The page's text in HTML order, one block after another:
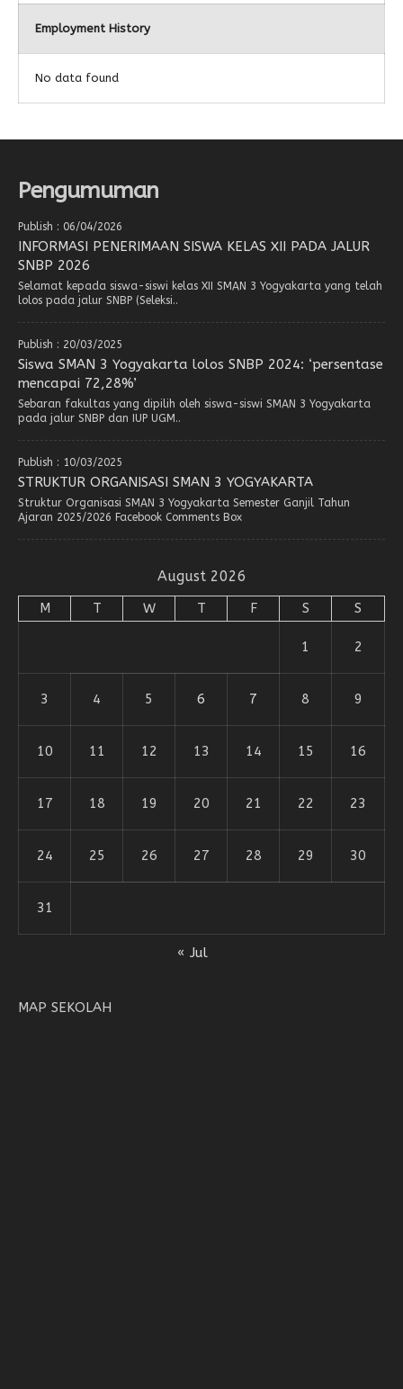
Employment History
No data found
Pengumuman
Publish : 06/04/2026
INFORMASI PENERIMAAN SISWA KELAS XII PADA JALUR
SNBP 2026
Selamat kepada siswa-siswi kelas XII SMAN 3 Yogyakarta yang telah
lolos pada jalur SNBP (Seleksi..
Publish : 20/03/2025
Siswa SMAN 3 Yogyakarta lolos SNBP 2024: ‘persentase
mencapai 72,28%’
Sebaran fakultas yang dipilih oleh siswa-siswi SMAN 3 Yogyakarta
pada jalur SNBP dan IUP UGM..
Publish : 10/03/2025
STRUKTUR ORGANISASI SMAN 3 YOGYAKARTA
Struktur Organisasi SMAN 3 Yogyakarta Semester Ganjil Tahun
Ajaran 2025/2026 Facebook Comments Box
August 2026
M T W T F S S
1 2
3 4 5 6 7 8 9
10 11 12 13 14 15 16
17 18 19 20 21 22 23
24 25 26 27 28 29 30
31
« Jul
MAP SEKOLAH